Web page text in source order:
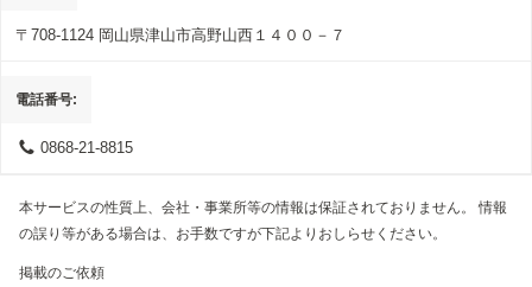
〒708-1124 岡山県津山市高野山西１４００－７
電話番号
0868-21-8815
本サービスの性質上、会社・事業所等の情報は保証されておりません。 情報
の誤り等がある場合は、お手数ですが下記よりおしらせください。
掲載のご依頼